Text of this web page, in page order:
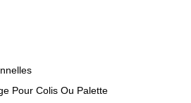
Pour Colis Ou Palette